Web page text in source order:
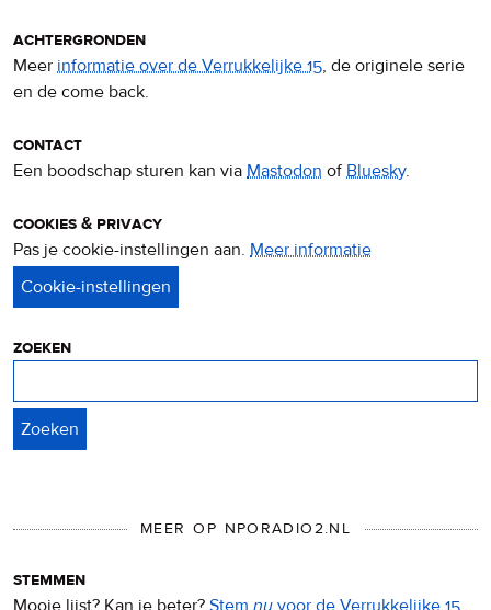
achtergronden
Meer informatie over de Verrukkelijke 15, de originele serie
en de come back.
contact
Een boodschap sturen kan via Mastodon ofBluesky.
cookies & privacy
Pas je cookie-instellingen aan. Meer informatie
zoeken
MEER OP NPORADIO2.NL
stemmen